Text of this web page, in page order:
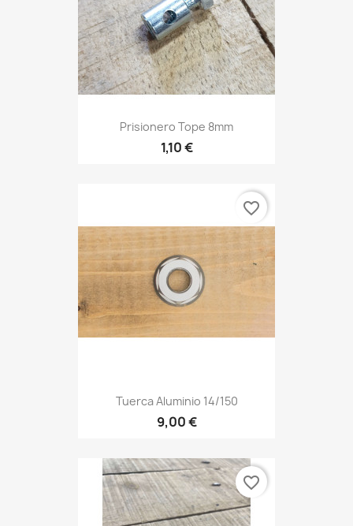
Prisionero Tope 8mm
1,10 €
Tuerca Aluminio 14/150
9,00 €
favorite_border
favorite_border